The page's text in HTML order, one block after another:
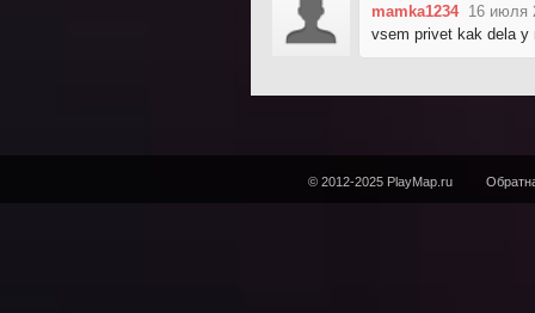
mamka1234 16 июля
vsem privet kak dela y
© 2012-2025 PlayMap.ru